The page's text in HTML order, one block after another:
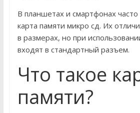
В планшетах и смартфонах
карта памяти микро сд. Их
в размерах, но при
входят в стандартный разъем.
Что такое
памяти?